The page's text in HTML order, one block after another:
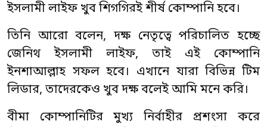
ইসলামী লাইফ খুব শিগগিরই শীর্ষ কোম্পানি হবে।
তিনি আরো বলেন, দক্ষ নেতৃত্বে পরিচালিত হচ্ছে
জেনিথ ইসলামী লাইফ, তাই এই কোম্পানি
ইনশাআল্লাহ সফল হবে। এখানে যারা বিভিন্ন টিম
লিডার, তাদেরকেও খুব দক্ষ বলেই আমি মনে করি।
বীমা কোম্পানিটির মুখ্য নির্বাহীর প্রশংসা করে